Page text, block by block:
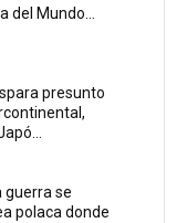
del Mundo...
presunto
guerra se
polaca donde